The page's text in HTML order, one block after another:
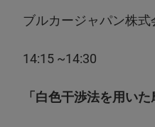
ブルカージャパン株
14:15 ~14:30
「白色干渉法を用い